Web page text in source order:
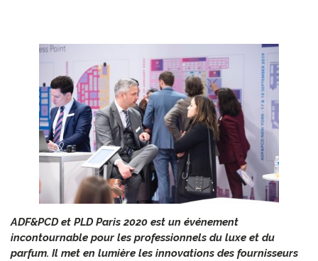
ADF&PCD et PLD Paris 2020 est un événement
incontournable pour les professionnels du luxe et du
parfum. Il met en lumière les innovations des fournisseurs